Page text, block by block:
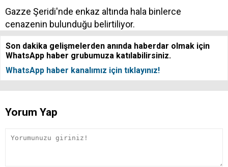
Gazze Şeridi'nde enkaz altında hala binlerce
cenazenin bulunduğu belirtiliyor.
Son dakika gelişmelerden anında haberdar olmak için
WhatsApp haber grubumuza katılabilirsiniz.
WhatsApp haber kanalımız için tıklayınız!
Yorum Yap